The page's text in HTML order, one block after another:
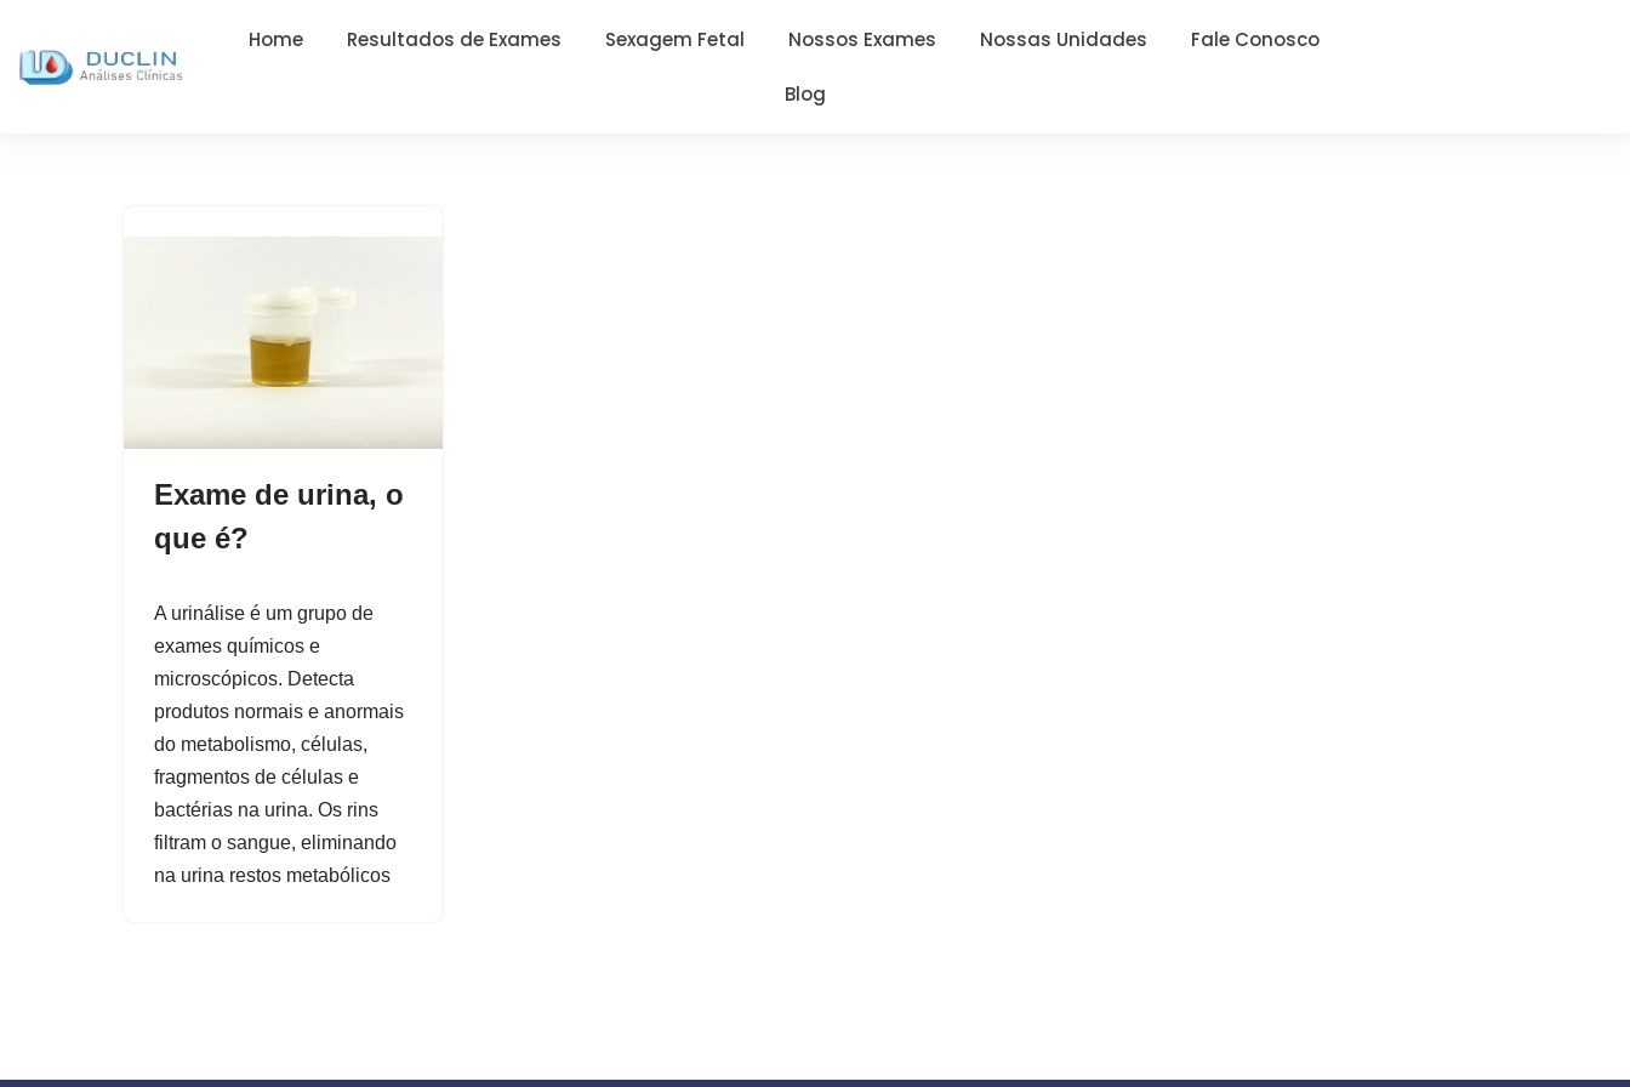
Home Resultados de Exames Sexagem Fetal Nossos Exames Nossas Unidades Fale Conosco
Blog
Exame de urina, o
que é?
A urinálise é um grupo de
exames químicos e
microscópicos. Detecta
produtos normais e anormais
do metabolismo, células,
fragmentos de células e
bactérias na urina. Os rins
filtram o sangue, eliminando
na urina restos metabólicos